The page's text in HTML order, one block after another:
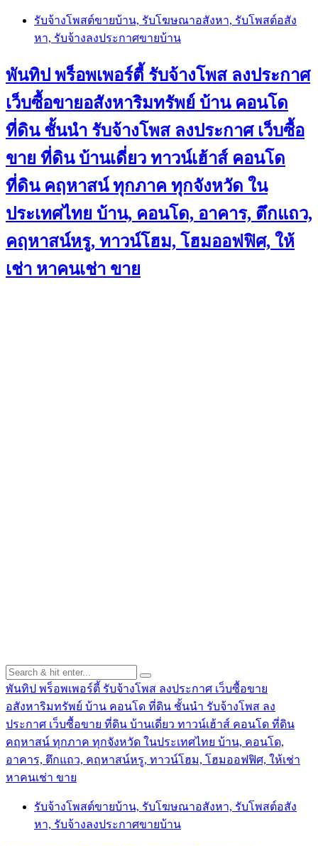
Skip
content
รับจ้างโพสต์ขายบ้าน, รับโฆษณาอสังหา, รับโพสต์อสัง
หา, รับจ้างลงประกาศขายบ้าน
พันทิป พร็อพเพอร์ตี้ รับจ้างโพส ลงประกาศ
เว็บซื้อขายอสังหาริมทรัพย์ บ้าน คอนโด
ที่ดิน ชั้นนำ รับจ้างโพส ลงประกาศ เว็บซื้อ
ขาย ที่ดิน บ้านเดี่ยว ทาวน์เฮ้าส์ คอนโด
ที่ดิน คฤหาสน์ ทุกภาค ทุกจังหวัด ใน
ประเทศไทย บ้าน, คอนโด, อาคาร, ตึกแถว,
คฤหาสน์หรู, ทาวน์โฮม, โฮมออฟฟิศ, ให้
เช่า หาคนเช่า ขาย
พันทิป พร็อพเพอร์ตี้ รับจ้างโพส ลงประกาศ เว็บซื้อขาย
อสังหาริมทรัพย์ บ้าน คอนโด ที่ดิน ชั้นนำ รับจ้างโพส ลง
ประกาศ เว็บซื้อขาย ที่ดิน บ้านเดี่ยว ทาวน์เฮ้าส์ คอนโด ที่ดิน
คฤหาสน์ ทุกภาค ทุกจังหวัด ในประเทศไทย บ้าน, คอนโด,
อาคาร, ตึกแถว, คฤหาสน์หรู, ทาวน์โฮม, โฮมออฟฟิศ, ให้เช่า
หาคนเช่า ขาย
รับจ้างโพสต์ขายบ้าน, รับโฆษณาอสังหา, รับโพสต์อสัง
หา, รับจ้างลงประกาศขายบ้าน